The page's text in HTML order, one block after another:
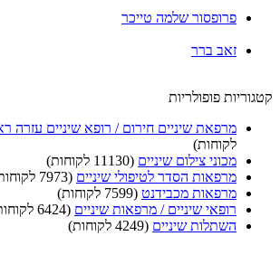
פרופסור שלמה טייכר
זאב ברר
קטגוריות פופולריות
מרפאת שיניים חירום / רופא שיניים עזרה
לקוחות)
מכוני צילום שיניים (11130 לקוחות)
מרפאות הסדר לטיפולי שיניים (7973 לקוחות)
מרפאות מכבידנט (7599 לקוחות)
רופאי שיניים / מרפאות שיניים (6424 לקוחות)
השתלות שיניים (4249 לקוחות)